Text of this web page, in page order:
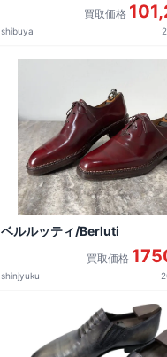
買取価格
shibuya
ベルルッティ/Berluti
買取価格
shinjyuku